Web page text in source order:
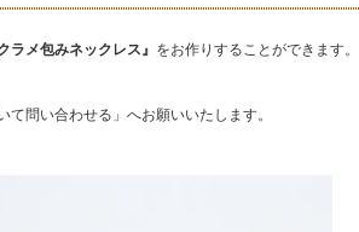
ラメ包みネックレス』 をお作りすることができます。
問い合わせる」へお願いいたします。